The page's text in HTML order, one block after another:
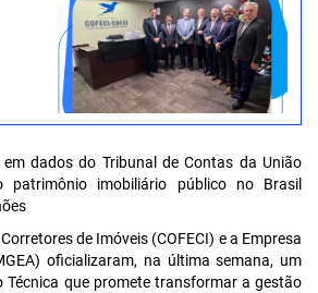
dados do Tribunal de Contas da União
patrimônio imobiliário público no Brasil
de Imóveis (COFECI) e a Empresa
oficializaram, na última semana, um
Técnica que promete transformar a gestão